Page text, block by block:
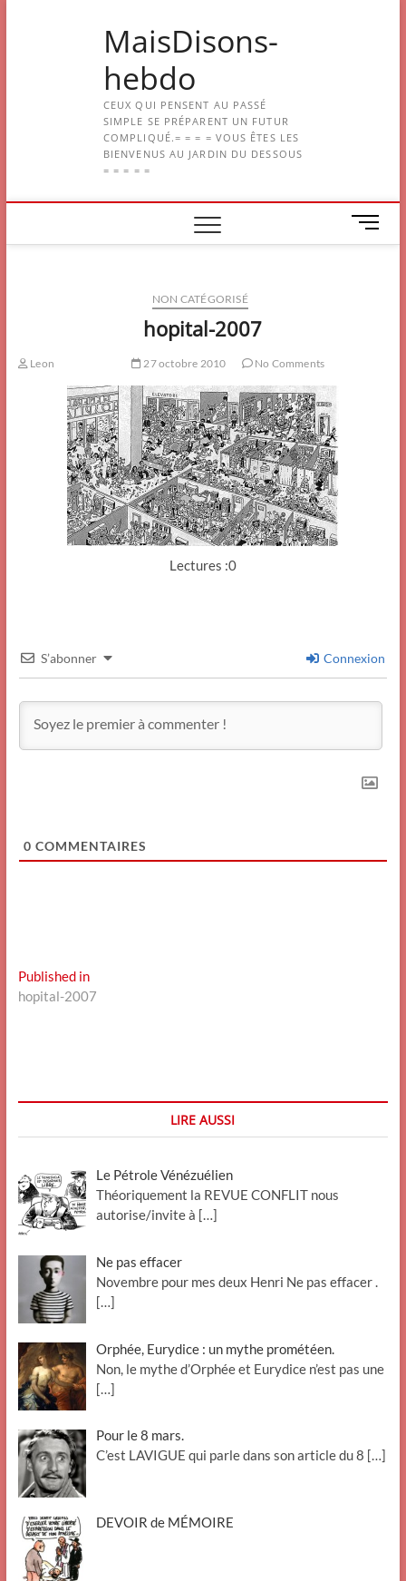
MaisDisons-
hebdo
CEUX QUI PENSENT AU PASSÉ
SIMPLE SE PRÉPARENT UN FUTUR
COMPLIQUÉ.= = = = VOUS ÊTES LES
BIENVENUS AU JARDIN DU DESSOUS
= = = = =
M
e
NON CATÉGORISÉ
hopital-2007
Leon 27 octobre 2010 No Comments
Lectures :0
S’abonner Connexion
0 COMMENTAIRES
Navigation
de
Published in
hopital-2007
LIRE AUSSI
Le Pétrole Vénézuélien
Théoriquement la REVUE CONFLIT nous
autorise/invite à […]
Ne pas effacer
Novembre pour mes deux Henri Ne pas effacer .
[…]
Orphée, Eurydice : un mythe prométéen.
Non, le mythe d’Orphée et Eurydice n’est pas une
[…]
Pour le 8 mars.
C’est LAVIGUE qui parle dans son article du 8 […]
DEVOIR de MÉMOIRE